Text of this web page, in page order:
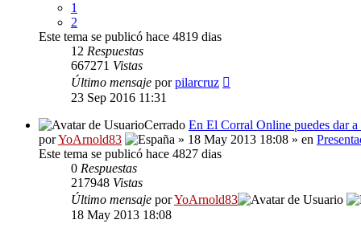
1
2
Este tema se publicó hace 4819 dias
12 Respuestas
667271 Vistas
Último mensaje porpilarcruz
23 Sep 2016 11:31
Cerrado En El Corral Online puedes dar a
porYoArnold83 » 18 May 2013 18:08 » en
Este tema se publicó hace 4827 dias
0 Respuestas
217948 Vistas
Último mensaje porYoArnold83
18 May 2013 18:08